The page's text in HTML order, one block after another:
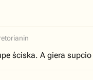
ściska. A giera supcio